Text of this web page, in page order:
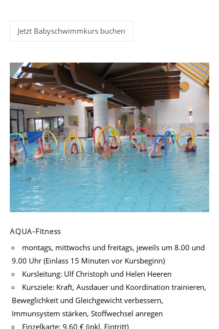
Jetzt Babyschwimmkurs buchen
AQUA-Fitness
montags, mittwochs und freitags, jeweils um 8.00 und
9.00 Uhr (Einlass 15 Minuten vor Kursbeginn)
Kursleitung: Ulf Christoph und Helen Heeren
Kursziele: Kraft, Ausdauer und Koordination trainieren,
Beweglichkeit und Gleichgewicht verbessern,
Immunsystem stärken, Stoffwechsel anregen
Einzelkarte: 9,60 € (inkl. Eintritt)